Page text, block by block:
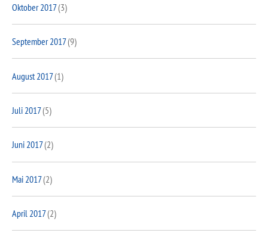
Oktober 2017(3)
September 2017(9)
August 2017(1)
Juli 2017(5)
Juni 2017(2)
Mai 2017(2)
April 2017(2)